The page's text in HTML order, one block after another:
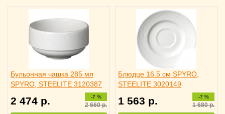
Бульонная чашка 285 мл
SPYRO, STEELITE 3120387
2 474 р. -7 %
2 660р.
Блюдце 16.5 см SPYRO,
STEELITE 3020149
1 563 р. -7 %
1 680р.